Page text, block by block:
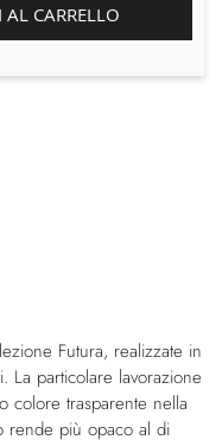
Futura, realizzate in
La particolare lavorazione
colore trasparente nella
rende più opaco al di
CARRELLO